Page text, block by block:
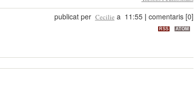
publicat per Cecilie a 11:55| comentaris [0]
RSS ATOM